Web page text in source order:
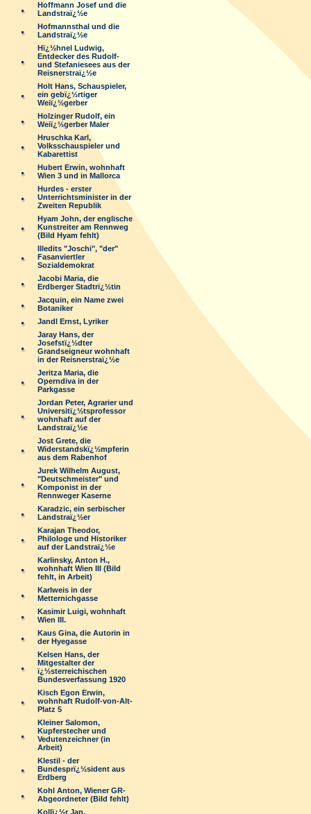
Hoffmann Josef und die
Landstraï¿½e
Hofmannsthal und die
Landstraï¿½e
Hï¿½hnel Ludwig,
Entdecker des Rudolf-
und Stefaniesees aus der
Reisnerstraï¿½e
Holt Hans, Schauspieler,
ein gebï¿½rtiger
Weiï¿½gerber
Holzinger Rudolf, ein
Weiï¿½gerber Maler
Hruschka Karl,
Volksschauspieler und
Kabarettist
Hubert Erwin, wohnhaft
Wien 3 und in Mallorca
Hurdes - erster
Unterrichtsminister in der
Zweiten Republik
Hyam John, der englische
Kunstreiter am Rennweg
(Bild Hyam fehlt)
Illedits "Joschi", "der"
Fasanviertler
Sozialdemokrat
Jacobi Maria, die
Erdberger Stadtrï¿½tin
Jacquin, ein Name zwei
Botaniker
Jandl Ernst, Lyriker
Jaray Hans, der
Josefstï¿½dter
Grandseigneur wohnhaft
in der Reisnerstraï¿½e
Jeritza Maria, die
Operndiva in der
Parkgasse
Jordan Peter, Agrarier und
Universitï¿½tsprofessor
wohnhaft auf der
Landstraï¿½e
Jost Grete, die
Widerstandskï¿½mpferin
aus dem Rabenhof
Jurek Wilhelm August,
"Deutschmeister" und
Komponist in der
Rennweger Kaserne
Karadzic, ein serbischer
Landstraï¿½er
Karajan Theodor,
Philologe und Historiker
auf der Landstraï¿½e
Karlinsky, Anton H.,
wohnhaft Wien III (Bild
fehlt, in Arbeit)
Karlweis in der
Metternichgasse
Kasimir Luigi, wohnhaft
Wien III.
Kaus Gina, die Autorin in
der Hyegasse
Kelsen Hans, der
Mitgestalter der
ï¿½sterreichischen
Bundesverfassung 1920
Kisch Egon Erwin,
wohnhaft Rudolf-von-Alt-
Platz 5
Kleiner Salomon,
Kupferstecher und
Vedutenzeichner (in
Arbeit)
Klestil - der
Bundesprï¿½sident aus
Erdberg
Kohl Anton, Wiener GR-
Abgeordneter (Bild fehlt)
Kollï¿½r Jan,